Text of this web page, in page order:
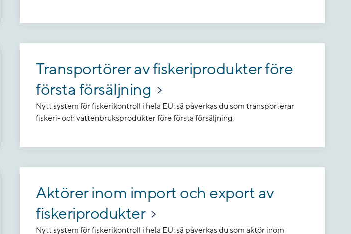
Transportörer av fiskeriprodukter före
första försäljning
Nytt system för fiskerikontroll i hela EU: så påverkas du som transporterar
fiskeri- och vattenbruksprodukter före första försäljning.
Aktörer inom import och export av
fiskeriprodukter
Nytt system för fiskerikontroll i hela EU: så påverkas du som aktör inom